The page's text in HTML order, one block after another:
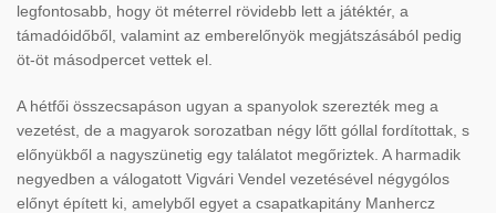
legfontosabb, hogy öt méterrel rövidebb lett a játéktér, a
támadóidőből, valamint az emberelőnyök megjátszásából pedig
öt-öt másodpercet vettek el.
A hétfői összecsapáson ugyan a spanyolok szerezték meg a
vezetést, de a magyarok sorozatban négy lőtt góllal fordítottak, s
előnyükből a nagyszünetig egy találatot megőriztek. A harmadik
negyedben a válogatott Vigvári Vendel vezetésével négygólos
előnyt épített ki, amelyből egyet a csapatkapitány Manhercz